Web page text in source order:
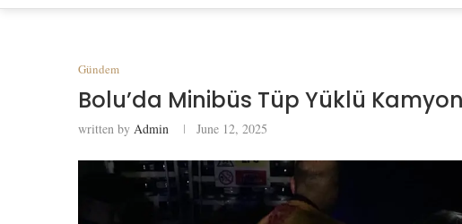
Gündem
Bolu’da Minibüs Tüp Yüklü
written by Admin June 12, 2025